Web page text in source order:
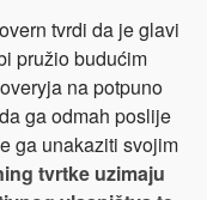
tvrdi da je glavi
pružio budućim
na potpuno
ga odmah poslije
ga unakaziti svojim
tvrtke uzimaju